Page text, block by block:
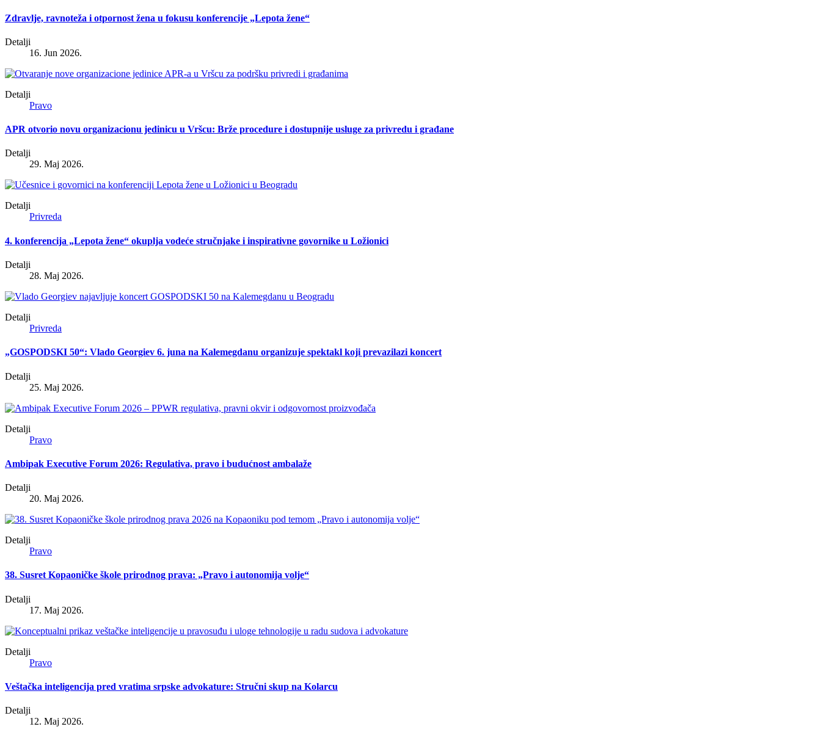
Zdravlje, ravnoteža i otpornost žena u fokusu konferencije „Lepota žene“
Detalji
16. Jun 2026.
Detalji
Pravo
APR otvorio novu organizacionu jedinicu u Vršcu: Brže procedure i dostupnije usluge za privredu i građane
Detalji
29. Maj 2026.
Detalji
Privreda
4. konferencija „Lepota žene“ okuplja vodeće stručnjake i inspirativne govornike u Ložionici
Detalji
28. Maj 2026.
Detalji
Privreda
„GOSPODSKI 50“: Vlado Georgiev 6. juna na Kalemegdanu organizuje spektakl koji prevazilazi koncert
Detalji
25. Maj 2026.
Detalji
Pravo
Ambipak Executive Forum 2026: Regulativa, pravo i budućnost ambalaže
Detalji
20. Maj 2026.
Detalji
Pravo
38. Susret Kopaoničke škole prirodnog prava: „Pravo i autonomija volje“
Detalji
17. Maj 2026.
Detalji
Pravo
Veštačka inteligencija pred vratima srpske advokature: Stručni skup na Kolarcu
Detalji
12. Maj 2026.